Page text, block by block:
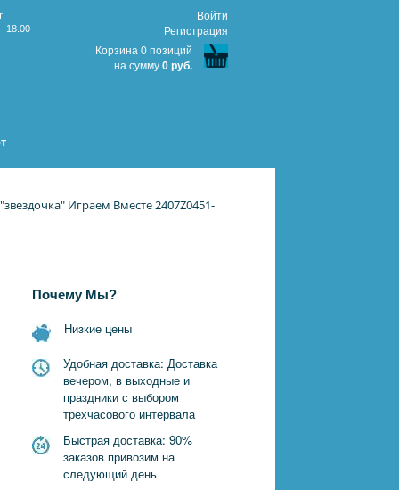
18.00
Войти
Регистрация
Корзина 0 позиций
на сумму 0 руб.
Играем Вместе 2407Z0451-
Почему Мы?
Низкие цены
Удобная доставка: Доставка
вечером, в выходные и
праздники с выбором
трехчасового интервала
Быстрая доставка: 90%
заказов привозим на
следующий день